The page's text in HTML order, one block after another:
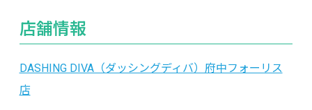
店舗情報
DASHING DIVA（ダッシングディバ）府中フォーリス
店